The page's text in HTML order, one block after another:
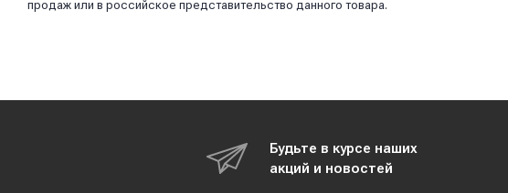
продаж или в российское представительство данного товара.
Будьте в курсе наших
акций и новостей